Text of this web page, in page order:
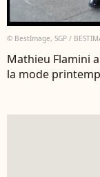
© BestImage, SGP /
Mathieu Flamini
la mode